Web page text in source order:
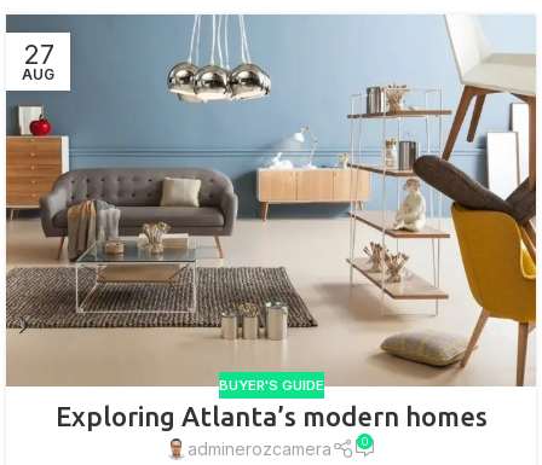
27
AUG
BUYER'S GUIDE
Exploring Atlanta’s modern homes
adminerozcamera 0